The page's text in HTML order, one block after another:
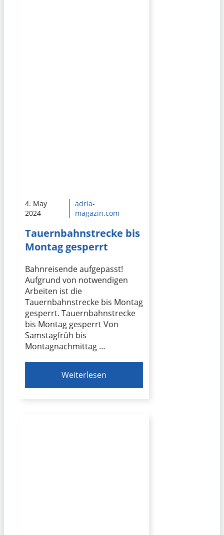
4. May
2024
adria-
magazin.com
Tauernbahnstrecke bis
Montag gesperrt
Bahnreisende aufgepasst!
Aufgrund von notwendigen
Arbeiten ist die
Tauernbahnstrecke bis Montag
gesperrt. Tauernbahnstrecke
bis Montag gesperrt Von
Samstagfrüh bis
Montagnachmittag …
Weiterlesen